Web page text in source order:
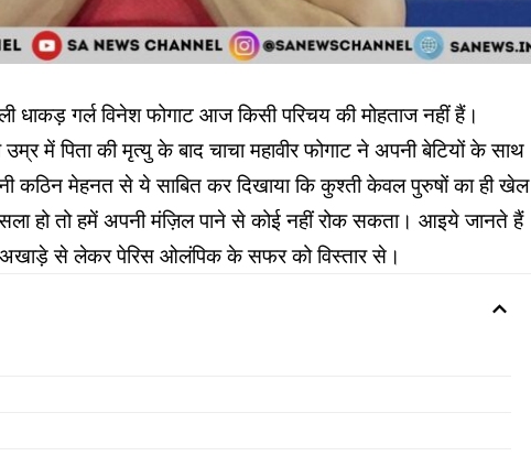
गर्ल विनेश फोगाट आज किसी परिचय की मोहताज नहीं हैं।
में पिता की मृत्यु के बाद चाचा महावीर फोगाट ने अपनी बेटियों के साथ
कठिन मेहनत से ये साबित कर दिखाया कि कुश्ती केवल पुरुषों का ही खेल
हो तो हमें अपनी मंज़िल पाने से कोई नहीं रोक सकता। आइये जानते हैं
अखाड़े से लेकर पेरिस ओलंपिक के सफर को विस्तार से।